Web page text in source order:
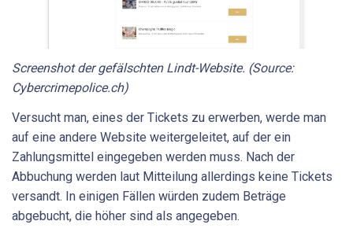
Screenshot der gefälschten Lindt-Website. (Source:
Cybercrimepolice.ch)
Versucht man, eines der Tickets zu erwerben, werde man
auf eine andere Website weitergeleitet, auf der ein
Zahlungsmittel eingegeben werden muss. Nach der
Abbuchung werden laut Mitteilung allerdings keine Tickets
versandt. In einigen Fällen würden zudem Beträge
abgebucht, die höher sind als angegeben.